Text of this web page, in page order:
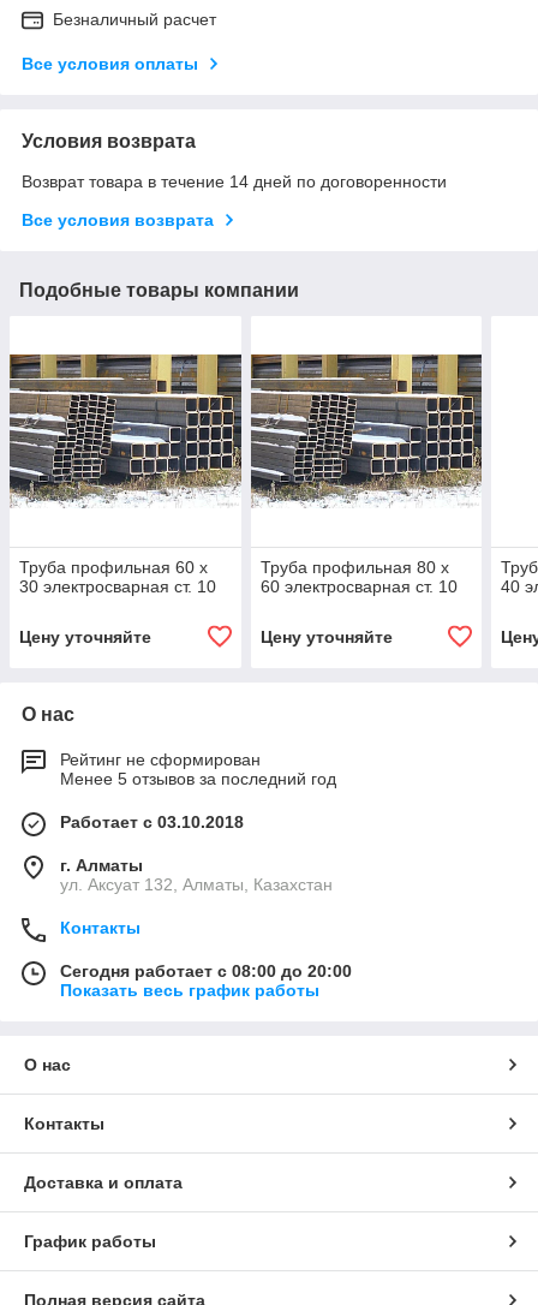
Безналичный расчет
Все условия оплаты
Условия возврата
Возврат товара в течение 14 дней по договоренности
Все условия возврата
Подобные товары компании
Труба профильная 60 х
30 электросварная ст. 10
Цену уточняйте
Труба профильная 80 х
60 электросварная ст. 10
Цену уточняйте
40
О нас
Рейтинг не сформирован
Менее 5 отзывов за последний год
Работает с 03.10.2018
г. Алматы
ул. Аксуат 132, Алматы, Казахстан
Контакты
Сегодня работает с 08:00 до 20:00
Показать весь график работы
О нас
Контакты
Доставка и оплата
График работы
Полная версия сайта